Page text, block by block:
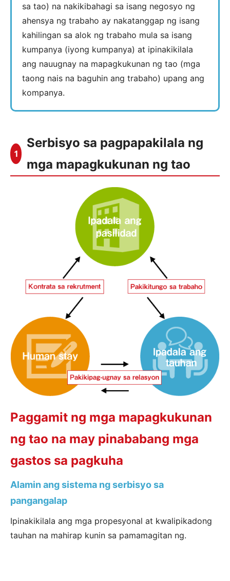
sa tao) na nakikibahagi sa isang negosyo ng
ahensya ng trabaho ay nakatanggap ng isang
kahilingan sa alok ng trabaho mula sa isang
kumpanya (iyong kumpanya) at ipinakikilala
ang nauugnay na mapagkukunan ng tao (mga
taong nais na baguhin ang trabaho) upang ang
kompanya.
1
Serbisyo sa pagpapakilala ng
mga mapagkukunan ng tao
Paggamit ng mga mapagkukunan
ng tao na may pinababang mga
gastos sa pagkuha
Alamin ang sistema ng serbisyo sa
pangangalap
Ipinakikilala ang mga propesyonal at kwalipikadong
tauhan na mahirap kunin sa pamamagitan ng.